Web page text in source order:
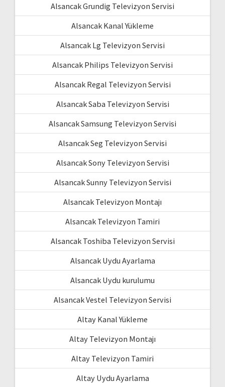
Alsancak Grundig Televizyon Servisi
Alsancak Kanal Yükleme
Alsancak Lg Televizyon Servisi
Alsancak Philips Televizyon Servisi
Alsancak Regal Televizyon Servisi
Alsancak Saba Televizyon Servisi
Alsancak Samsung Televizyon Servisi
Alsancak Seg Televizyon Servisi
Alsancak Sony Televizyon Servisi
Alsancak Sunny Televizyon Servisi
Alsancak Televizyon Montajı
Alsancak Televizyon Tamiri
Alsancak Toshiba Televizyon Servisi
Alsancak Uydu Ayarlama
Alsancak Uydu kurulumu
Alsancak Vestel Televizyon Servisi
Altay Kanal Yükleme
Altay Televizyon Montajı
Altay Televizyon Tamiri
Altay Uydu Ayarlama